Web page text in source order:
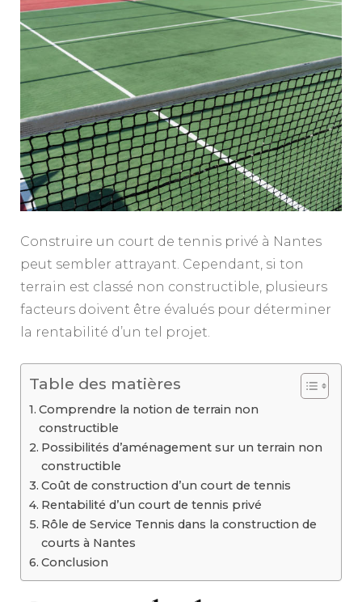
Construire un court de tennis privé à Nantes
peut sembler attrayant. Cependant, si ton
terrain est classé non constructible, plusieurs
facteurs doivent être évalués pour déterminer
la rentabilité d’un tel projet.
Table des matières
Comprendre la notion de terrain non
constructible
Possibilités d’aménagement sur un terrain non
constructible
Coût de construction d’un court de tennis
Rentabilité d’un court de tennis privé
Rôle de Service Tennis dans la construction de
courts à Nantes
Conclusion